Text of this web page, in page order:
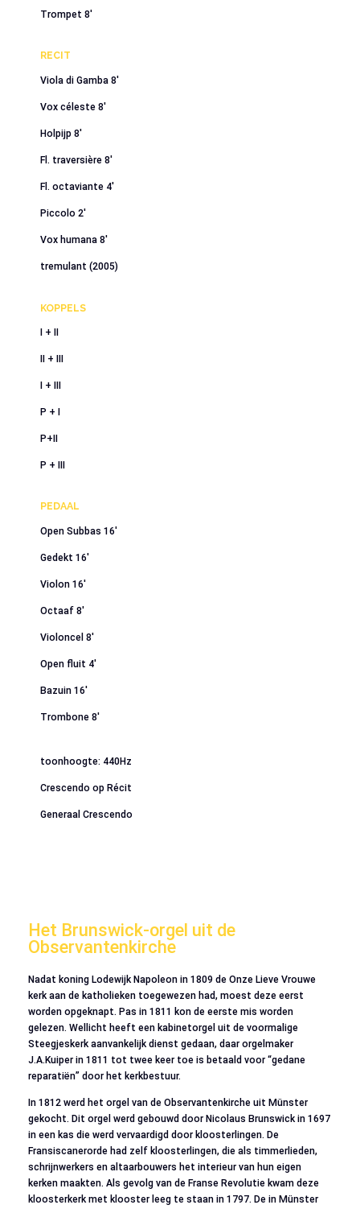
Trompet 8′
RECIT
Viola di Gamba 8′
Vox céleste 8′
Holpijp 8′
Fl. traversière 8′
Fl. octaviante 4′
Piccolo 2′
Vox humana 8′
tremulant (2005)
KOPPELS
I + II
II + III
I + III
P + I
P+II
P + III
PEDAAL
Open Subbas 16′
Gedekt 16′
Violon 16′
Octaaf 8′
Violoncel 8′
Open fluit 4′
Bazuin 16′
Trombone 8′
toonhoogte: 440Hz
Crescendo op Récit
Generaal Crescendo
Het Brunswick-orgel uit de
Observantenkirche
Nadat koning Lodewijk Napoleon in 1809 de Onze Lieve Vrouwe
kerk aan de katholieken toegewezen had, moest deze eerst
worden opgeknapt. Pas in 1811 kon de eerste mis worden
gelezen. Wellicht heeft een kabinetorgel uit de voormalige
Steegjeskerk aanvankelijk dienst gedaan, daar orgelmaker
J.A.Kuiper in 1811 tot twee keer toe is betaald voor “gedane
reparatiën” door het kerkbestuur.
In 1812 werd het orgel van de Observantenkirche uit Münster
gekocht. Dit orgel werd gebouwd door Nicolaus Brunswick in 1697
in een kas die werd vervaardigd door kloosterlingen. De
Fransiscanerorde had zelf kloosterlingen, die als timmerlieden,
schrijnwerkers en altaarbouwers het interieur van hun eigen
kerken maakten. Als gevolg van de Franse Revolutie kwam deze
kloosterkerk met klooster leeg te staan in 1797. De in Münster